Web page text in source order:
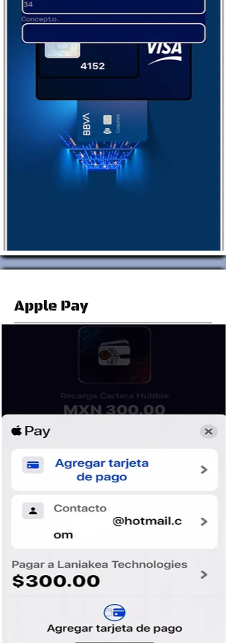
Apple Pay